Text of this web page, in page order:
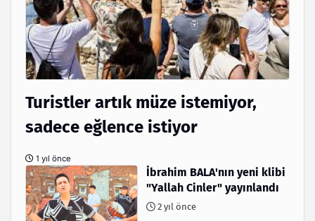
Turistler artık müze istemiyor,
sadece eğlence istiyor
1 yıl önce
İbrahim BALA'nın yeni klibi
"Yallah Cinler" yayınlandı
2 yıl önce